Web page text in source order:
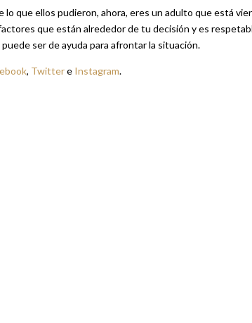
que ellos pudieron, ahora, eres un adulto que está
que están alrededor de tu decisión y es
ser de ayuda para afrontar la situación.
, Twittere Instagram.